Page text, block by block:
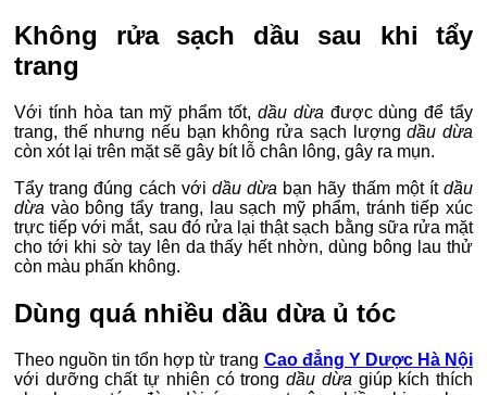
Không rửa sạch dầu sau khi tẩy
trang
Với tính hòa tan mỹ phẩm tốt, dầu dừa được dùng để tẩy
trang, thế nhưng nếu bạn không rửa sạch lượng dầu dừa
còn xót lại trên mặt sẽ gây bít lỗ chân lông, gây ra mụn.
Tẩy trang đúng cách với dầu dừa bạn hãy thấm một ítdầu
dừa vào bông tẩy trang, lau sạch mỹ phẩm, tránh tiếp xúc
trực tiếp với mắt, sau đó rửa lại thật sạch bằng sữa rửa mặt
cho tới khi sờ tay lên da thấy hết nhờn, dùng bông lau thử
còn màu phấn không.
Dùng quá nhiều dầu dừa ủ tóc
Theo nguồn tin tổn hợp từ trang Cao đẳng Y Dược Hà Nội
với dưỡng chất tự nhiên có trongdầu dừa giúp kích thích